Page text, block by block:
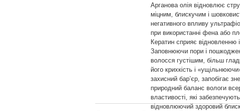
Арганова олія відновлює
міцним, блискучим і
негативного впливу
при використанні фена або
Кератин сприяє відновленню
Заповнюючи пори і
волосся густішим, більш
його крихкість і
захисний барʼєр, запобігає
природний баланс вологи
властивості, які
відновлюючий здоровий